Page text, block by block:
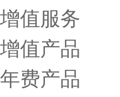
增值服务
增值产品
年费产品